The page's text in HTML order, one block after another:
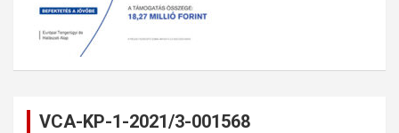
VCA-KP-1-2021/3-001568